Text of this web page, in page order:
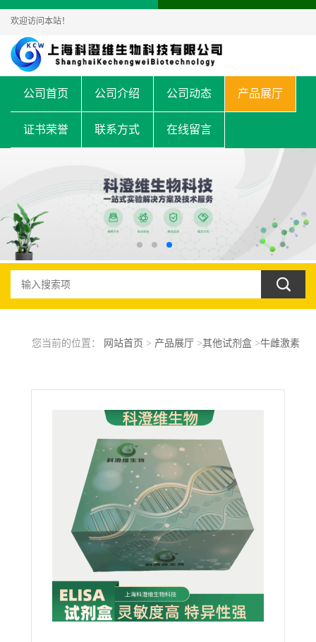
欢迎访问本站！
公司首页 公司介绍 公司动态 产品展厅
证书荣誉 联系方式 在线留言
您当前的位置： 网站首页 > 产品展厅>其他试剂盒>牛雌激素